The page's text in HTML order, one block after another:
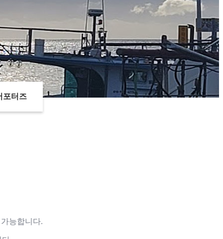
포터즈
능합니다.